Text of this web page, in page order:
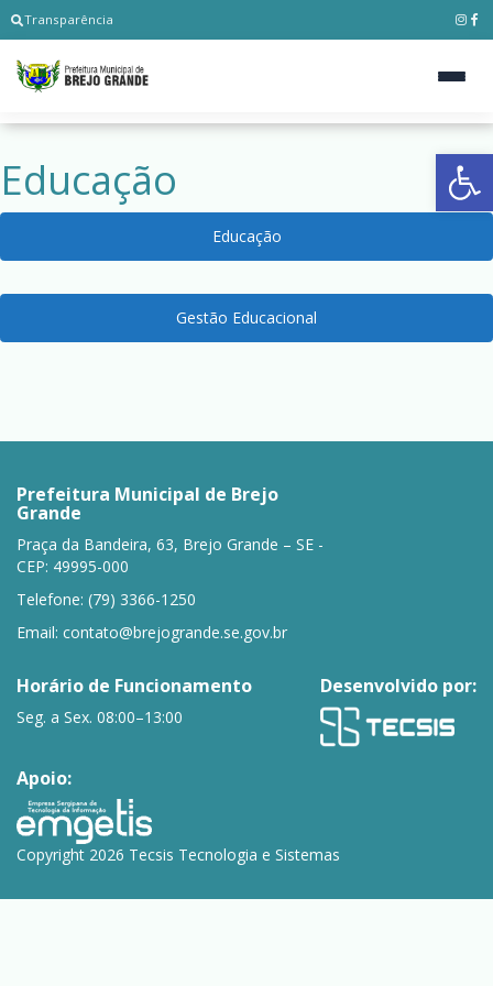
Transparência
Educação
Educação
Gestão Educacional
Prefeitura Municipal de Brejo
Grande
Praça da Bandeira, 63, Brejo Grande – SE -
CEP: 49995-000
Telefone: (79) 3366-1250
Email: contato@brejogrande.se.gov.br
Horário de Funcionamento
Seg. a Sex. 08:00–13:00
Desenvolvido por:
Apoio:
Copyright 2026 Tecsis Tecnologia e Sistemas